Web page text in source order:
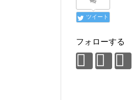
ツイート
フォローする